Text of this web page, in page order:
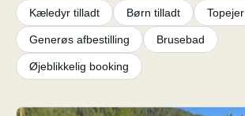
Kæledyr tilladt Børn tilladt Topejer
Generøs afbestilling Brusebad
Øjeblikkelig booking